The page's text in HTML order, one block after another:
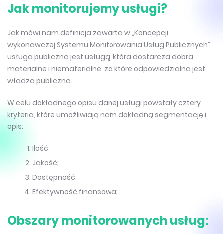
Jak monitorujemy usługi?
Jak mówi nam definicja zawarta w „Koncepcji
wykonawczej Systemu Monitorowania Usług Publicznych”
usługa publiczna jest usługą, która dostarcza dobra
materialne i niematerialne, za które odpowiedzialna jest
władza publiczna.
W celu dokładnego opisu danej usługi powstały cztery
kryteria, które umożliwiają nam dokładną segmentację i
opis:
Ilość;
Jakość;
Dostępność;
Efektywność finansowa;
Obszary monitorowanych usług: